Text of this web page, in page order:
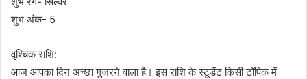
शुभ अंक- 5
वृश्चिक राशि:
आज आपका दिन अच्छा गुजरने वाला है। इस राशि के स्टूडेंट किसी टॉपिक में